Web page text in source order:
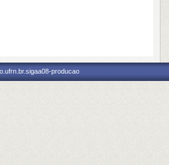
producao